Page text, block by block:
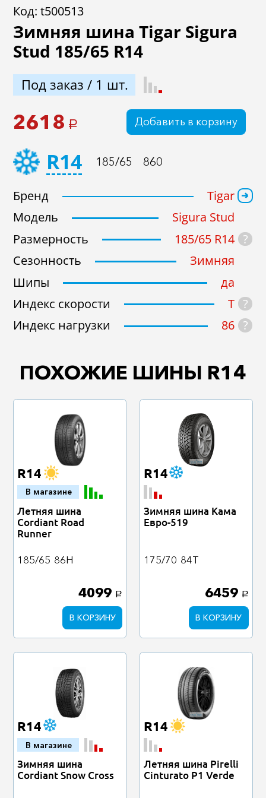
Не задан
Подобрать
Код: t500513
Зимняя шина Tigar Sigura
Stud 185/65 R14
Под заказ / 1 шт.
2618 a Добавить в корзину
R14 185/65 860
Бренд
Tigar
Модель
Sigura Stud
Размерность
185/65 R14 ?
Сезонность
Зимняя
Шипы
да
Индекс скорости
T ?
Индекс нагрузки
86 ?
ПОХОЖИЕ ШИНЫ R14
R14
В магазине
Летняя шина
Cordiant Road
Runner
185/65 86H
4099 a
В КОРЗИНУ
R14
Зимняя шина Кама
Евро-519
175/70 84T
6459 a
В КОРЗИНУ
R14
В магазине
Зимняя шина
Cordiant Snow Cross
R14
Летняя шина Pirelli
Cinturato P1 Verde